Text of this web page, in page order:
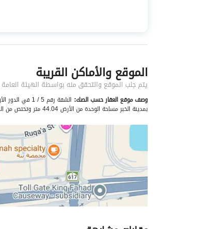
نوع العقار
شقق
خدمات العقار
كهرباء نعم
تفاصيل اضافية
عمر العقار
جديد
عرض الشارع
0
رقم المخطط
251 / 2
الموقع والأماكن القريبة
يتم جلب الموقع والتحقق منه بواسطة الهيئة العامة
وصف موقع العقار حسب الصك:
بمدينة الخبر مساحة الوحدة من الأرض 44.04 متر وتختص من المنافع والأجزاء المشتركة بمساحة 89.49 متر